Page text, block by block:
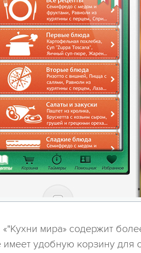
мира» содержит
удобную корзину для